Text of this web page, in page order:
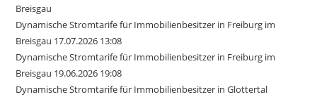
Breisgau
Dynamische Stromtarife für Immobilienbesitzer in Freiburg im
Breisgau 17.07.2026 13:08
Dynamische Stromtarife für Immobilienbesitzer in Freiburg im
Breisgau 19.06.2026 19:08
Dynamische Stromtarife für Immobilienbesitzer in Glottertal